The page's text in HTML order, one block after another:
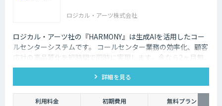
ロジカル・アーツ株式会社
ロジカル・アーツ社の『HARMONY』は生成AIを活用したコー
ルセンターシステムです。 コールセンター業務の効率化、顧客
応対の高品質化を短時間で同時に実現します。今なら2ヶ月無
料でお試し可能
詳細を見る
利用料金 初期費用
無料プラン